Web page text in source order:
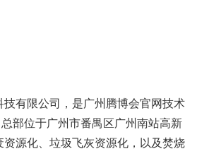
技有限公司，是广州腾博会官网技术
部位于广州市番禺区广州南站高新
资源化、垃圾飞灰资源化，以及焚烧